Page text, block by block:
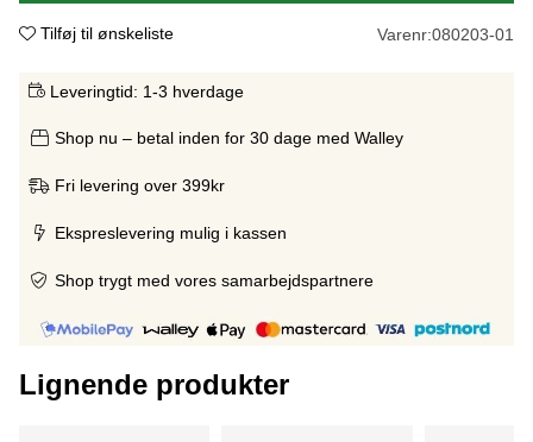
Tilføj til ønskeliste Varenr:080203-01
Leveringtid: 1-3 hverdage
Shop nu – betal inden for 30 dage med Walley
Fri levering over 399kr
Ekspreslevering mulig i kassen
Shop trygt med vores samarbejdspartnere
Lignende produkter